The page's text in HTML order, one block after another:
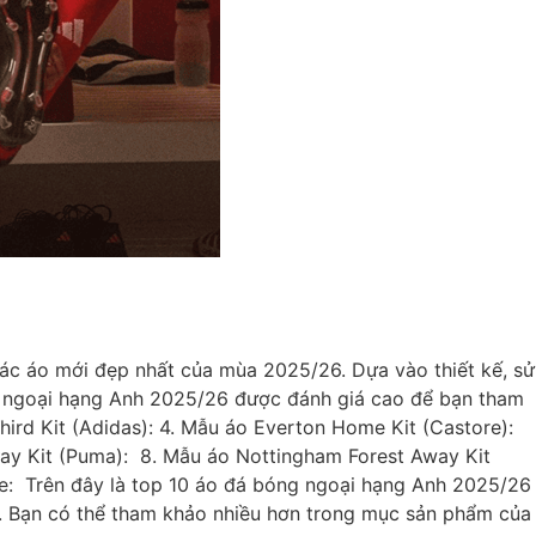
áo mới đẹp nhất của mùa 2025/26. Dựa vào thiết kế, sử
hạng Anh 2025/26 được đánh giá cao để bạn tham
Kit (Adidas): 4. Mẫu áo Everton Home Kit (Castore):
Kit (Puma): 8. Mẫu áo Nottingham Forest Away Kit
Trên đây là top 10 áo đá bóng ngoại hạng Anh 2025/26
có thể tham khảo nhiều hơn trong mục sản phẩm của